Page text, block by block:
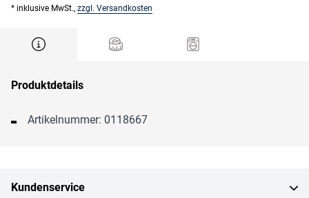
* inklusive MwSt., zzgl. Versandkosten
Produktdetails
Artikelnummer: 0118667
Kundenservice